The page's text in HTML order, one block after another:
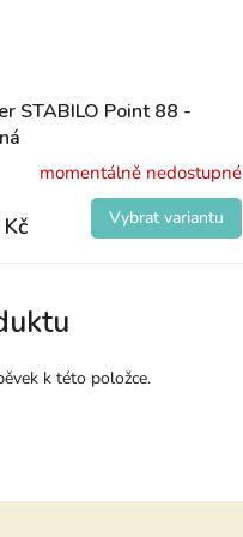
STABILO Point 88 -
momentálně nedostupné
k této položce.